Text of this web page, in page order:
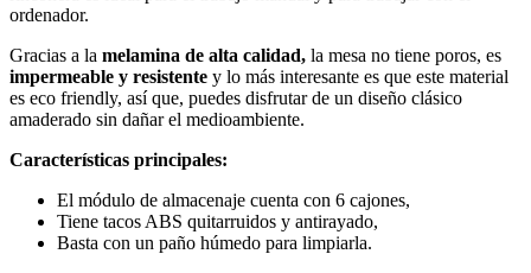
ordenador.
Gracias a la melamina de alta calidad, la mesa no tiene poros, es
impermeable y resistente y lo más interesante es que este material
es eco friendly, así que, puedes disfrutar de un diseño clásico
amaderado sin dañar el medioambiente.
Características principales:
El módulo de almacenaje cuenta con 6 cajones,
Tiene tacos ABS quitarruidos y antirayado,
Basta con un paño húmedo para limpiarla.